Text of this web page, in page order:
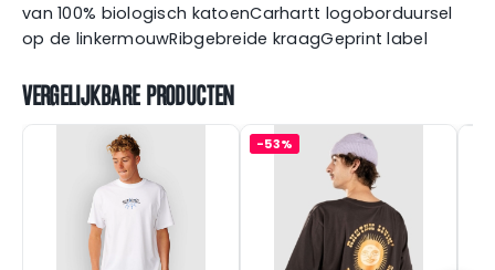
van 100% biologisch katoenCarhartt logoborduursel
op de linkermouwRibgebreide kraagGeprint label
VERGELIJKBARE PRODUCTEN
-53%